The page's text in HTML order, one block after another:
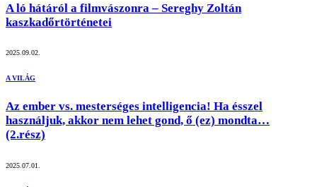
A ló hátáról a filmvászonra – Sereghy Zoltán
kaszkadőrtörténetei
2025.09.02.
A VILÁG
Az ember vs. mesterséges intelligencia! Ha ésszel
használjuk, akkor nem lehet gond, ő (ez) mondta…
(2.rész)
2025.07.01.